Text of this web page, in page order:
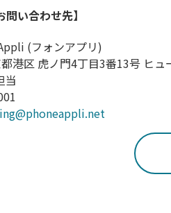
問い合わせ先】
(フォンアプリ)
港区 虎ノ門4丁目3番13号 ヒ
当